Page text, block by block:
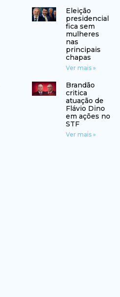
Eleição
presidencial
fica sem
mulheres
nas
principais
chapas
Ver mais »
Brandão
critica
atuação de
Flávio Dino
em ações no
STF
Ver mais »